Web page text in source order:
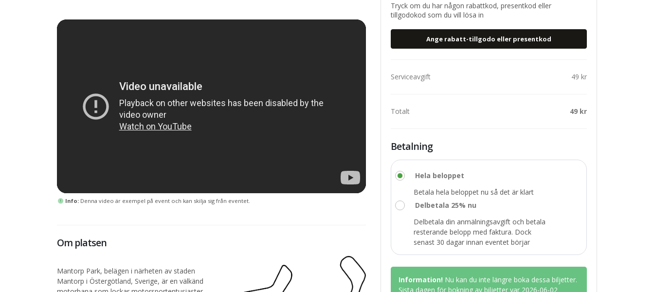
Info: Denna video är exempel på event och kan skilja sig från eventet.
Om platsen
Mantorp Park, belägen i närheten av staden
Mantorp i Östergötland, Sverige, är en välkänd
Tryck om du har någon rabattkod, presentkod eller
tillgodokod som du vill lösa in
Serviceavgift 49 kr
Totalt 49 kr
Betalning
Hela beloppet
Betala hela beloppet nu så det är klart
Delbetala 25% nu
Delbetala din anmälningsavgift och betala
resterande belopp med faktura. Dock
senast 30 dagar innan eventet börjar
Information! Nu kan du inte längre boka dessa biljetter.
Sista dagen för bokning av biljetter var 2026-06-02